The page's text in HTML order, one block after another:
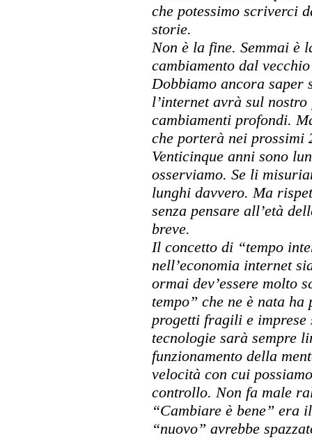
che potessimo scriverci
storie.
Non è la fine. Semmai è
cambiamento dal
Dobbiamo ancora saper
l’internet avrà sul
cambiamenti profondi.
che porterà nei prossimi
Venticinque anni sono
osserviamo. Se li
lunghi davvero. Ma
senza pensare all’età
breve.
Il concetto di “tempo
nell’economia internet
ormai dev’essere molto
tempo” che ne è nata
progetti fragili e imprese
tecnologie sarà sempre
funzionamento della
velocità con cui
controllo. Non fa male
“Cambiare è bene” era
“nuovo” avrebbe